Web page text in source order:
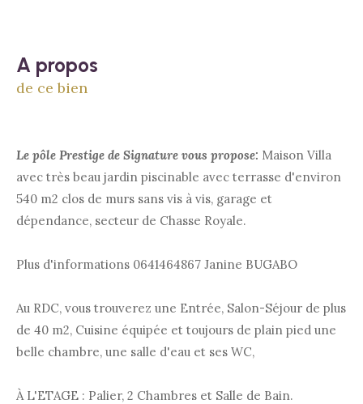
a propos
de ce bien
Le pôle Prestige de Signature vous propose: Maison Villa
avec très beau jardin piscinable avec terrasse d'environ
540 m2 clos de murs sans vis à vis, garage et
dépendance, secteur de Chasse Royale.
Plus d'informations 0641464867 Janine BUGABO
Au RDC, vous trouverez une Entrée, Salon-Séjour de plus
de 40 m2, Cuisine équipée et toujours de plain pied une
belle chambre, une salle d'eau et ses WC,
À L'ETAGE : Palier, 2 Chambres et Salle de Bain.